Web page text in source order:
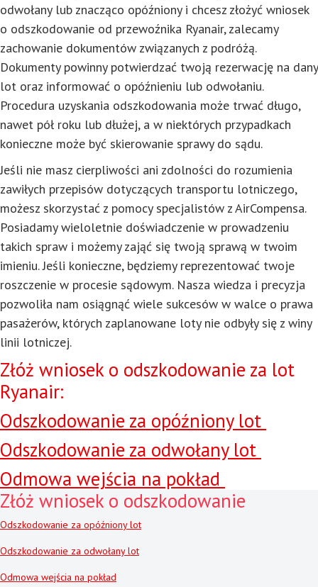
odwołany lub znacząco opóźniony i chcesz złożyć wniosek
o odszkodowanie od przewoźnika Ryanair, zalecamy
zachowanie dokumentów związanych z podróżą.
Dokumenty powinny potwierdzać twoją rezerwację na dany
lot oraz informować o opóźnieniu lub odwołaniu.
Procedura uzyskania odszkodowania może trwać długo,
nawet pół roku lub dłużej, a w niektórych przypadkach
konieczne może być skierowanie sprawy do sądu.
Jeśli nie masz cierpliwości ani zdolności do rozumienia
zawiłych przepisów dotyczących transportu lotniczego,
możesz skorzystać z pomocy specjalistów z AirCompensa.
Posiadamy wieloletnie doświadczenie w prowadzeniu
takich spraw i możemy zająć się twoją sprawą w twoim
imieniu. Jeśli konieczne, będziemy reprezentować twoje
roszczenie w procesie sądowym. Nasza wiedza i precyzja
pozwoliła nam osiągnąć wiele sukcesów w walce o prawa
pasażerów, których zaplanowane loty nie odbyły się z winy
linii lotniczej.
Złóż wniosek o odszkodowanie za lot
Ryanair:
Odszkodowanie za opóźniony lot
Odszkodowanie za odwołany lot
Odmowa wejścia na pokład
Złóż wniosek o odszkodowanie
Odszkodowanie za opóźniony lot
Odszkodowanie za odwołany lot
Odmowa wejścia na pokład